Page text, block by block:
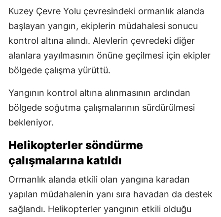
Kuzey Çevre Yolu çevresindeki ormanlık alanda
başlayan yangın, ekiplerin müdahalesi sonucu
kontrol altına alındı. Alevlerin çevredeki diğer
alanlara yayılmasının önüne geçilmesi için ekipler
bölgede çalışma yürüttü.
Yangının kontrol altına alınmasının ardından
bölgede soğutma çalışmalarının sürdürülmesi
bekleniyor.
Helikopterler söndürme
çalışmalarına katıldı
Ormanlık alanda etkili olan yangına karadan
yapılan müdahalenin yanı sıra havadan da destek
sağlandı. Helikopterler yangının etkili olduğu